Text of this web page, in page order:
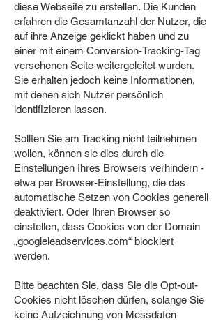
diese Webseite zu erstellen. Die Kunden
erfahren die Gesamtanzahl der Nutzer, die
auf ihre Anzeige geklickt haben und zu
einer mit einem Conversion-Tracking-Tag
versehenen Seite weitergeleitet wurden.
Sie erhalten jedoch keine Informationen,
mit denen sich Nutzer persönlich
identifizieren lassen.
Sollten Sie am Tracking nicht teilnehmen
wollen, können sie dies durch die
Einstellungen Ihres Browsers verhindern -
etwa per Browser-Einstellung, die das
automatische Setzen von Cookies generell
deaktiviert. Oder Ihren Browser so
einstellen, dass Cookies von der Domain
„googleleadservices.com“ blockiert
werden.
Bitte beachten Sie, dass Sie die Opt-out-
Cookies nicht löschen dürfen, solange Sie
keine Aufzeichnung von Messdaten